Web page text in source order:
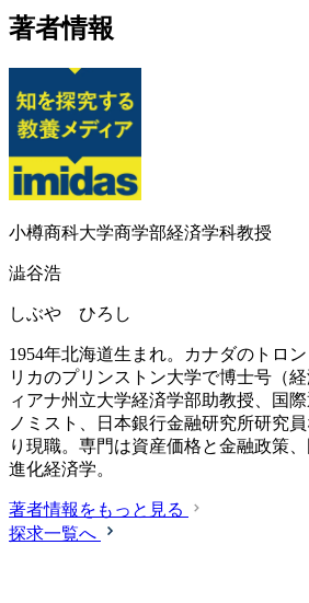
著者情報
小樽商科大学商学部経済学科教授
澁谷浩
しぶや ひろし
1954年北海道生まれ。カナダのトロ
リカのプリンストン大学で博士号（
ィアナ州立大学経済学部助教授、国
ノミスト、日本銀行金融研究所研究
り現職。専門は資産価格と金融政策
進化経済学。
著者情報をもっと見る
探求一覧へ